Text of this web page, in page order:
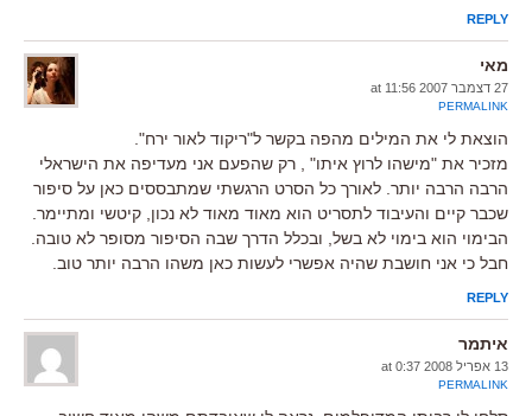
REPLY
מאי
27 דצמבר 2007 at 11:56
PERMALINK
הוצאת לי את המילים מהפה בקשר ל"ריקוד לאור ירח".
מזכיר את "מישהו לרוץ איתו" , רק שהפעם אני מעדיפה את הישראלי
הרבה הרבה יותר. לאורך כל הסרט הרגשתי שמתבססים כאן על סיפור
שכבר קיים והעיבוד לתסריט הוא מאוד מאוד לא נכון, קיטשי ומתיימר.
הבימוי הוא בימוי לא בשל, ובכלל הדרך שבה הסיפור מסופר לא טובה.
חבל כי אני חושבת שהיה אפשרי לעשות כאן משהו הרבה יותר טוב.
REPLY
איתמר
13 אפריל 2008 at 0:37
PERMALINK